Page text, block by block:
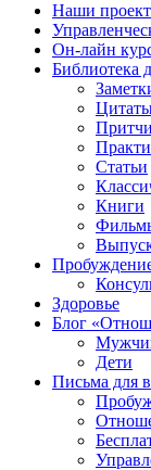
Наши
Он-лайн
Библиотека
Притчи
Статьи
Книги
Здоровье
Блог
Дети
Письма для